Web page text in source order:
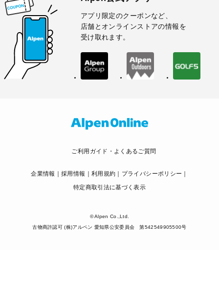
アプリ限定のクーポンなど、
店舗とオンラインストアの情報を
受け取れます。
ご利用ガイド・よくあるご質問
企業情報 採用情報 利用規約
プライバシーポリシー
特定商取引法に基づく表示
© Alpen Co.,Ltd.
古物商許認可 (株)アルペン 愛知県公安委員会 第542549905500号